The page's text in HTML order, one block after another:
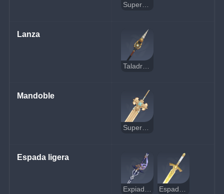
Supervisor Flujoáurico
Lanza
Taladradora de Prospección
Mandoble
Superespada Mágica Suprema
Espada ligera